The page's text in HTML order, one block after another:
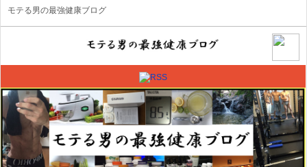
モテる男の最強健康ブログ